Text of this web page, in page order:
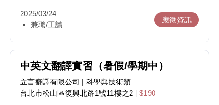
立言翻譯有限公司/立言翻譯社注重的譯者條件如下：
(1) 語文能力：可附上英文考試成績作為證明。
選。
同時能夠仔細研究與查證該領域的專業字彙、知識與邏
輯。
(4) 準時交件：準時交件為雙方合作的基本與重要條
件。
2025/03/24
兼職/工讀
應徵資訊
中英文翻譯實習（暑假/學期中）
立言翻譯有限公司 | 科學與技術類
台北市松山區復興北路1號11樓之2
$190